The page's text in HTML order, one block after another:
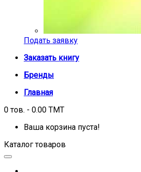
Подать заявку
Заказать книгу
Бренды
Главная
0 тов. - 0.00 TMT
Ваша корзина пуста!
Каталог товаров